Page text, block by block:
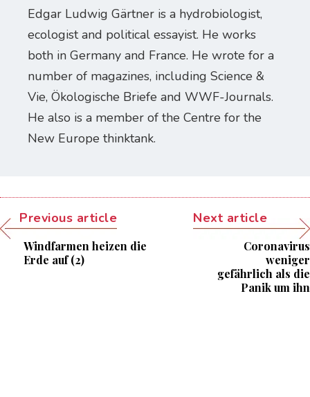
Edgar Ludwig Gärtner is a hydrobiologist,
ecologist and political essayist. He works
both in Germany and France. He wrote for a
number of magazines, including Science &
Vie, Ökologische Briefe and WWF-Journals.
He also is a member of the Centre for the
New Europe thinktank.
Previous article
Windfarmen heizen die
Erde auf (2)
Next article
Coronavirus
weniger
gefährlich als die
Panik um ihn